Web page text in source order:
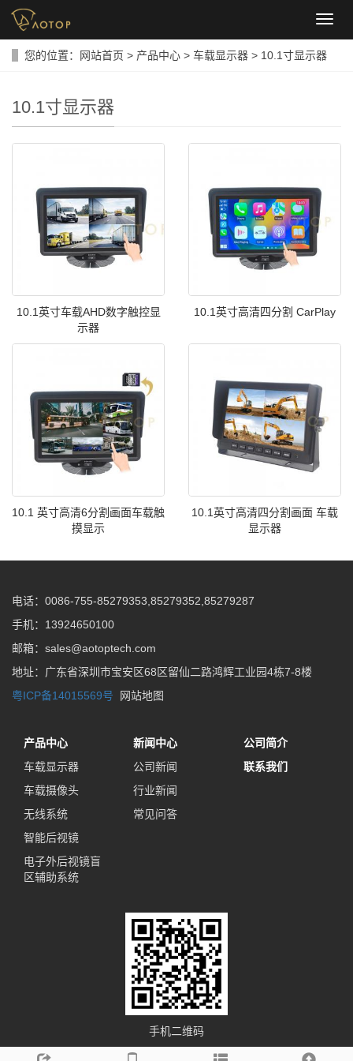
导
菜
您的位置： 网站首页 > 产品中心 > 车载显示器 > 10.1寸显示器
10.1寸显示器
10.1英寸车载AHD数字触控显
示器
10.1英寸高清四分割 CarPlay
10.1 英寸高清6分割画面车载触
摸显示
10.1英寸高清四分割画面 车载
显示器
电话：0086-755-85279353,85279352,85279287
手机：13924650100
邮箱：sales@aotoptech.com
地址：广东省深圳市宝安区68区留仙二路鸿辉工业园4栋7-8楼
粤ICP备14015569号
网站地图
产品中心
车载显示器
车载摄像头
无线系统
智能后视镜
电子外后视镜盲
区辅助系统
新闻中心
公司新闻
行业新闻
常见问答
公司简介
联系我们
手机二维码